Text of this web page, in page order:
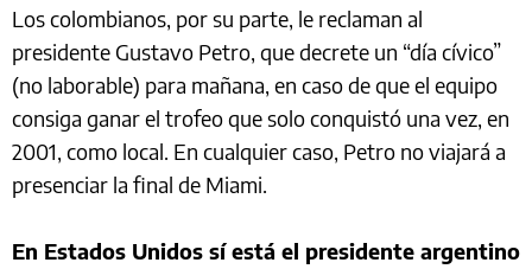
Los colombianos, por su parte, le reclaman al
presidente Gustavo Petro, que decrete un “día cívico”
(no laborable) para mañana, en caso de que el equipo
consiga ganar el trofeo que solo conquistó una vez, en
2001, como local. En cualquier caso, Petro no viajará a
presenciar la final de Miami.
En Estados Unidos sí está el presidente argentino